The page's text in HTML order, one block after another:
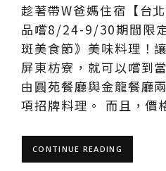
趁著帶W爸媽住宿【台
品嚐8/24-9/30期間限
斑美食節》美味料理！
屏東枋寮，就可以嚐到
由圓苑餐廳與金龍餐廳
項招牌料理。 而且，價
CONTINUE READING